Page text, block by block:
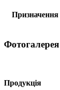
Призначення
Фотогалерея
Продукція